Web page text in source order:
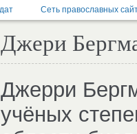
Джери
Джерри
учёных